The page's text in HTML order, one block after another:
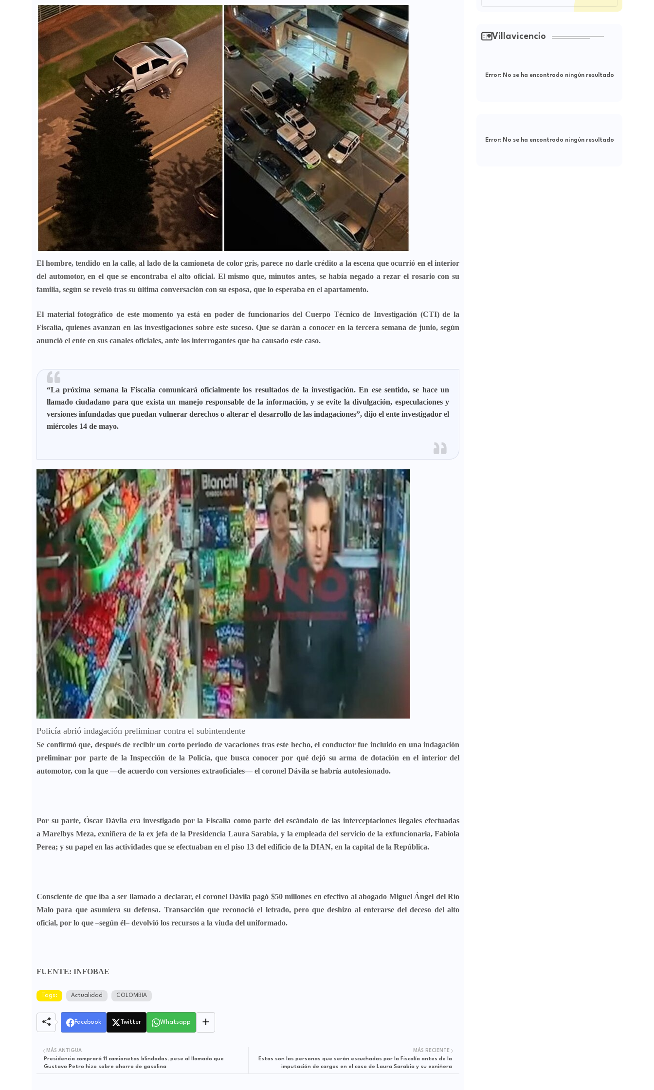
El hombre,tendido en la calle, al lado de la camioneta de color gris, parece no darle crédito a la escena que ocurrió en el interior
del automotor, en el que se encontraba el alto oficial. El mismo que, minutos antes, se había negado a rezar el rosario con su
familia, según se reveló tras su última conversación con su esposa, que lo esperaba en el apartamento.
El material fotográfico de este momento ya está en poder de funcionarios delCuerpo Técnico de Investigación (CTI)de la
Fiscalía, quienes avanzan en las investigaciones sobre este suceso. Que se darán a conocer en la tercera semana de junio, según
anunció el ente en sus canales oficiales, ante los interrogantes que ha causado este caso.
“La próxima semana la Fiscalía comunicará oficialmente los resultados de la investigación. En ese sentido, se hace un
llamado ciudadano para que exista un manejo responsable de la información, y se evite la divulgación, especulaciones y
versiones infundadas que puedan vulnerar derechos o alterar el desarrollo de las indagaciones”, dijo el ente investigador el
miércoles 14 de mayo.
Policía abrió indagación preliminar contra el subintendente
Se confirmó que, después de recibir un corto periodo de vacaciones tras este hecho, el conductor fue incluido en una indagación
preliminar por parte de la Inspección de la Policía, que busca conocer por qué dejó su arma de dotación en el interior del
automotor, con la que —de acuerdo con versiones extraoficiales— el coronel Dávila se habría autolesionado.
Por su parte, Óscar Dávila era investigado por la Fiscalía como parte del escándalo de las interceptaciones ilegales efectuadas
a Marelbys Meza,exniñera de la ex jefa de la Presidencia Laura Sarabia, y la empleada del servicio de la exfuncionaria,Fabiola
Perea; y su papel en las actividades que se efectuaban en el piso 13 del edificio de la DIAN, en la capital de la República.
Consciente de que iba a ser llamado a declarar, el coronel Dávilapagó $50 millones en efectivo al abogado Miguel Ángel del Río
Malo para que asumiera su defensa. Transacción que reconoció el letrado, pero que deshizo al enterarse del deceso del alto
oficial, por lo que –según él– devolvió los recursos a la viuda del uniformado.
FUENTE: INFOBAE
Tags: Actualidad COLOMBIA
Facebook Twitter Whatsapp
MÁS RECIENTE
Estas son las personas que serán escuchadas por la Fiscalía antes de la
imputación de cargos en el caso de Laura Sarabia y su exniñera
MÁS ANTIGUA
Presidencia comprará 11 camionetas blindadas, pese al llamado que
Gustavo Petro hizo sobre ahorro de gasolina
Villavicencio
Error:No se ha encontrado ningún resultado
Error:No se ha encontrado ningún resultado